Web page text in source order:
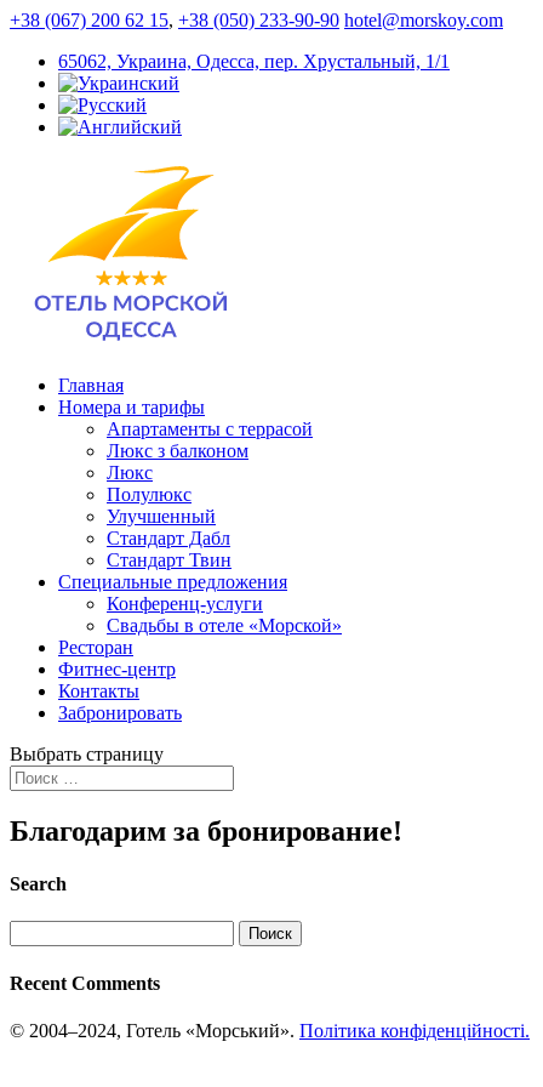
+38 (067) 200 62 15, +38 (050) 233-90-90 hotel@morskoy.com
65062, Украина, Одесса, пер. Хрустальный, 1/1
Главная
Номера и тарифы
Апартаменты с террасой
Люкс з балконом
Люкс
Полулюкс
Улучшенный
Стандарт Дабл
Стандарт Твин
Специальные предложения
Конференц-услуги
Свадьбы в отеле «Морской»
Ресторан
Фитнес-центр
Контакты
Забронировать
Выбрать страницу
Благодарим за бронирование!
Search
Recent Comments
© 2004–2024, Готель «Морський». Політика конфіденційності.